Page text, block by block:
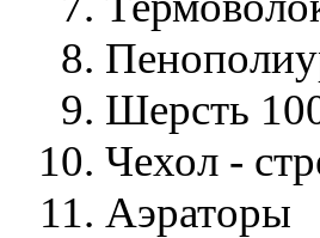
Шерсть
Чехол -
Аэраторы